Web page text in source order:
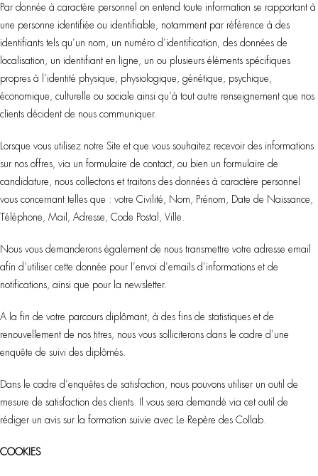
Par donnée à caractère personnel on entend toute information se rapportant à
une personne identifiée ou identifiable, notamment par référence à des
identifiants tels qu’un nom, un numéro d’identification, des données de
localisation, un identifiant en ligne, un ou plusieurs éléments spécifiques
propres à l’identité physique, physiologique, génétique, psychique,
économique, culturelle ou sociale ainsi qu’à tout autre renseignement que nos
clients décident de nous communiquer.
Lorsque vous utilisez notre Site et que vous souhaitez recevoir des informations
sur nos offres, via un formulaire de contact, ou bien un formulaire de
candidature, nous collectons et traitons des données à caractère personnel
vous concernant telles que : votre Civilité, Nom, Prénom, Date de Naissance,
Téléphone, Mail, Adresse, Code Postal, Ville.
Nous vous demanderons également de nous transmettre votre adresse email
afin d’utiliser cette donnée pour l’envoi d’emails d’informations et de
notifications, ainsi que pour la newsletter.
A la fin de votre parcours diplômant, à des fins de statistiques et de
renouvellement de nos titres, nous vous solliciterons dans le cadre d’une
enquête de suivi des diplômés.
Dans le cadre d’enquêtes de satisfaction, nous pouvons utiliser un outil de
mesure de satisfaction des clients. Il vous sera demandé via cet outil de
rédiger un avis sur la formation suivie avec Le Repère des Collab.
COOKIES